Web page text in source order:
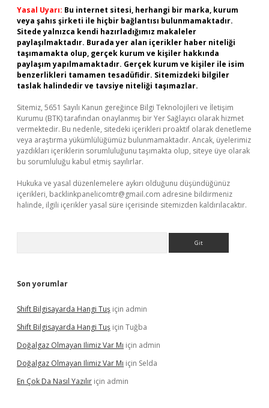
Yasal Uyarı: Bu internet sitesi, herhangi bir marka, kurum
veya şahıs şirketi ile hiçbir bağlantısı bulunmamaktadır.
Sitede yalnızca kendi hazırladığımız makaleler
paylaşılmaktadır. Burada yer alan içerikler haber niteliği
taşımamakta olup, gerçek kurum ve kişiler hakkında
paylaşım yapılmamaktadır. Gerçek kurum ve kişiler ile isim
benzerlikleri tamamen tesadüfidir. Sitemizdeki bilgiler
taslak halindedir ve tavsiye niteliği taşımazlar.
Sitemiz, 5651 Sayılı Kanun gereğince Bilgi Teknolojileri ve İletişim
Kurumu (BTK) tarafından onaylanmış bir Yer Sağlayıcı olarak hizmet
vermektedir. Bu nedenle, sitedeki içerikleri proaktif olarak denetleme
veya araştırma yükümlülüğümüz bulunmamaktadır. Ancak, üyelerimiz
yazdıkları içeriklerin sorumluluğunu taşımakta olup, siteye üye olarak
bu sorumluluğu kabul etmiş sayılırlar.
Hukuka ve yasal düzenlemelere aykırı olduğunu düşündüğünüz
içerikleri, backlinkpanelicomtr@gmail.com adresine bildirmeniz
halinde, ilgili içerikler yasal süre içerisinde sitemizden kaldırılacaktır.
Son yorumlar
Shift Bilgisayarda Hangi Tuş için admin
Shift Bilgisayarda Hangi Tuş için Tuğba
Doğalgaz Olmayan Ilimiz Var Mı için admin
Doğalgaz Olmayan Ilimiz Var Mı için Selda
En Çok Da Nasıl Yazılır için admin